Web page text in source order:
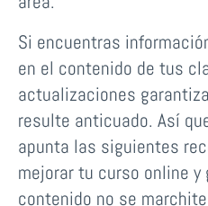
Si encuentras
en el contenido de tus
actualizaciones
resulte anticuado. Así
apunta las siguientes
mejorar tu curso online
contenido no se